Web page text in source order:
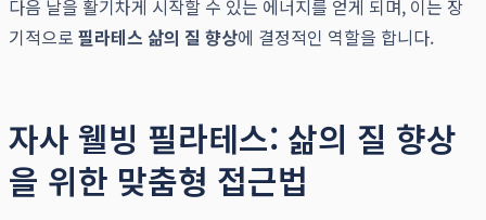
다음 날을 활기차게 시작할 수 있는 에너지를 얻게 되며, 이는 장
기적으로 필라테스 삶의 질 향상에 결정적인 역할을 합니다.
자사 웰빙 필라테스: 삶의 질 향상
을 위한 맞춤형 접근법